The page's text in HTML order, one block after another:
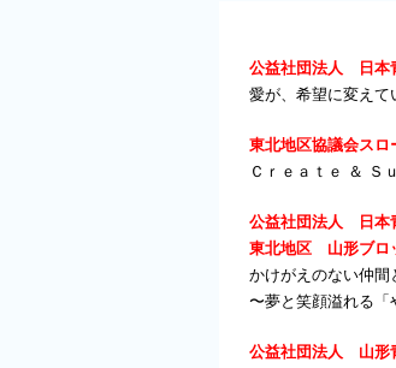
公益社団法人 日本
愛が、希望に変えて
東北地区協議会ス
Ｃｒｅａｔｅ ＆ Ｓ
公益社団法人 日本
東北地区 山形ブロ
かけがえのない仲間
〜夢と笑顔溢れる「
公益社団法人 山形